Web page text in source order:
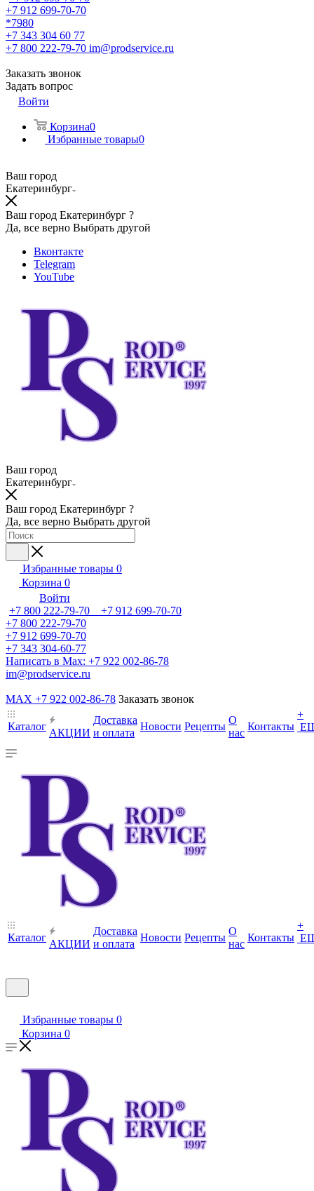
+7 912 699-70-70
*7980
+7 343 304 60 77
+7 800 222-79-70 im@prodservice.ru
Заказать звонок
Задать вопрос
Войти
Корзина0
Избранные товары0
Ваш город
Екатеринбург
Ваш город Екатеринбург ?
Да, все верно Выбрать другой
Вконтакте
Telegram
YouTube
Ваш город
Екатеринбург
Ваш город Екатеринбург ?
Да, все верно Выбрать другой
Избранные товары 0
Корзина 0
Войти
+7 800 222-79-70 +7 912 699-70-70
+7 800 222-79-70
+7 912 699-70-70
+7 343 304-60-77
Написать в Max: +7 922 002-86-78
im@prodservice.ru
MAX +7 922 002-86-78 Заказать звонок
Каталог
АКЦИИ
Доставка
и оплата
Новости Рецепты
О
нас
Контакты
+
Каталог
АКЦИИ
Доставка
и оплата
Новости Рецепты
О
нас
Контакты
+
Избранные товары 0
Корзина 0